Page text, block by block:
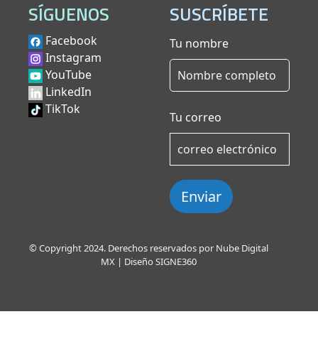
SÍGUENOS
Facebook
Instagram
YouTube
LinkedIn
TikTok
SUSCRÍBETE
Tu nombre
Tu correo
Enviar
© Copyright 2024. Derechos reservados por Nube Digital
MX | Diseño SIGNE360